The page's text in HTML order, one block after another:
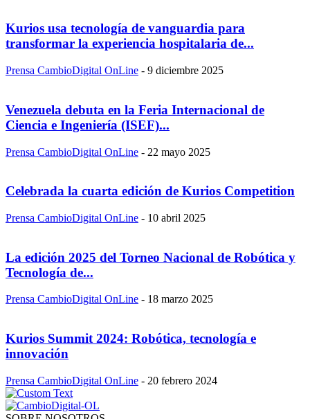
Kurios usa tecnología de vanguardia para
transformar la experiencia hospitalaria de...
Prensa CambioDigital OnLine - 9 diciembre 2025
Venezuela debuta en la Feria Internacional de
Ciencia e Ingeniería (ISEF)...
Prensa CambioDigital OnLine - 22 mayo 2025
Celebrada la cuarta edición de Kurios Competition
Prensa CambioDigital OnLine - 10 abril 2025
La edición 2025 del Torneo Nacional de Robótica y
Tecnología de...
Prensa CambioDigital OnLine - 18 marzo 2025
Kurios Summit 2024: Robótica, tecnología e
innovación
Prensa CambioDigital OnLine - 20 febrero 2024